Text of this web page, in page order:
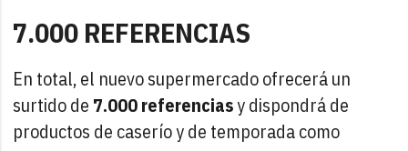
7.000 REFERENCIAS
En total, el nuevo supermercado ofrecerá un
surtido de 7.000 referenciasy dispondrá de
productos de caserío y de temporada como